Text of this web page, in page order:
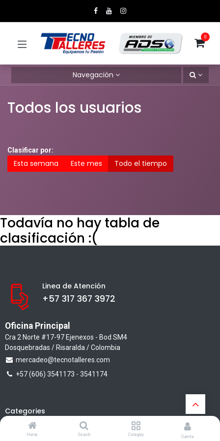
Home Search Category Cuenta
0
Navegación
Todos los usuarios
Clasificar por:
Esta semana Este mes Todo el tiempo
Todavía no hay tabla de
clasificación :(
Linea de Atención
+57 317 367 3972
Oficina Principal
Cra 2 Norte #17-97 Ejenexos - Bod SM4
Dosquebradas / Risaralda / Colombia
mercadeo@tecnotalleres.com
+57 (606) 3541173 - 3541174
Categories
Carros